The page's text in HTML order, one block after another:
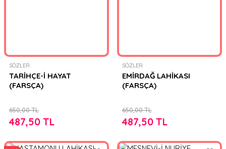
SÖZLER
TARİHÇE-İ HAYAT
(FARSÇA)
487,50 TL
650,00 TL
SÖZLER
EMİRDAĞ LAHİKASI
(FARSÇA)
487,50 TL
650,00 TL